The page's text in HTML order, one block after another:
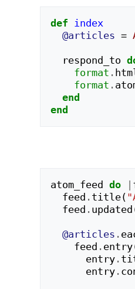
def index
@articles =
respond_to
format .
format .
end
end
atom_feed do |
feed . title(
feed . updated
@articles .
feed . entry
entry.
entry.